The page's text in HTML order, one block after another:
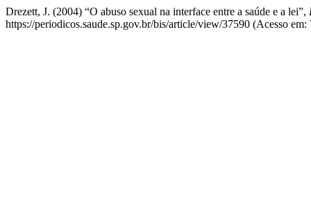
Drezett, J. (2004) “O abuso sexual na interface entre a saúde e a lei”,
https://periodicos.saude.sp.gov.br/bis/article/view/37590 (Acesso em: